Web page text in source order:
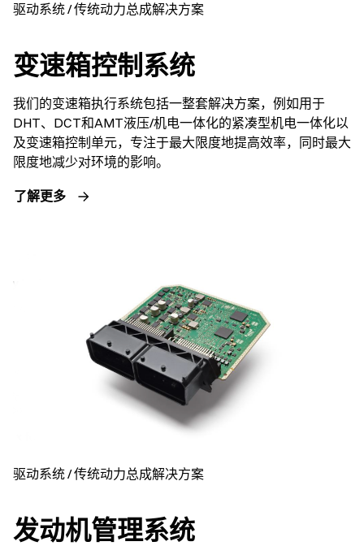
驱动系统 / 传统动力总成解决方案
变速箱控制系统
我们的变速箱执行系统包括一整套解决方案，例如用于
DHT、DCT和AMT液压/机电一体化的紧凑型机电一体化以
及变速箱控制单元，专注于最大限度地提高效率，同时最大
限度地减少对环境的影响。
了解更多
驱动系统 / 传统动力总成解决方案
发动机管理系统